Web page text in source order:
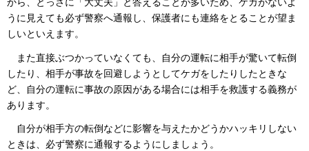
うに見えても必ず警察へ通報し、保護者にも連絡をとることが望ま
しいといえます。
また直接ぶつかっていなくても、自分の運転に相手が驚いて転倒
したり、相手が事故を回避しようとしてケガをしたりしたときな
ど、自分の運転に事故の原因がある場合には相手を救護する義務が
あります。
自分が相手方の転倒などに影響を与えたかどうかハッキリしない
ときは、必ず警察に通報するようにしましょう。